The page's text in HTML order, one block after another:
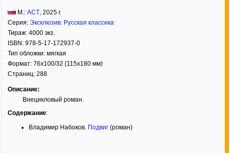
М.: АСТ, 2025 г.
Серия: Эксклюзив: Русская классика
Тираж: 4000 экз.
ISBN: 978-5-17-172937-0
Тип обложки: мягкая
Формат: 76x100/32 (115x180 мм)
Страниц: 288
Описание:
Внецикловый роман.
Содержание:
Владимир Набоков. Подвиг (роман)